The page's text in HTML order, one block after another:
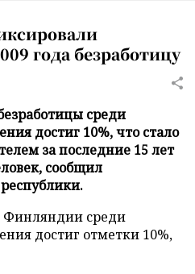
года безработицу
среди
достиг 10%, что стало
за последние 15 лет
сообщил
Финляндии среди
достиг отметки 10%,